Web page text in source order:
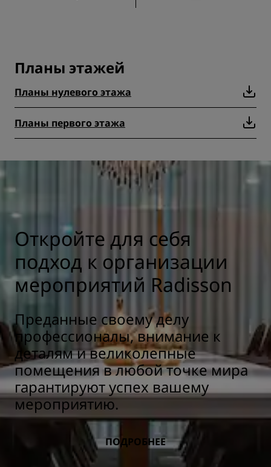
Планы этажей
Планы нулевого этажа
Планы первого этажа
Откройте для себя
подход к организации
мероприятий Radisson
Преданные своему делу
профессионалы, внимание к
деталям и великолепные
помещения в любой точке мира
гарантируют успех вашему
мероприятию.
ПОДРОБНЕЕ